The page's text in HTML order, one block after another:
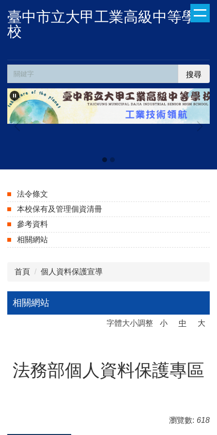
到
主
容
臺中市立大甲工業高級中等學
校
搜尋
法令條文
本校保有及管理個資清冊
參考資料
相關網站
首頁 個人資料保護宣導
相關網站
字體大小調整 小 中 大
法務部個人資料保護專區
瀏覽數: 618